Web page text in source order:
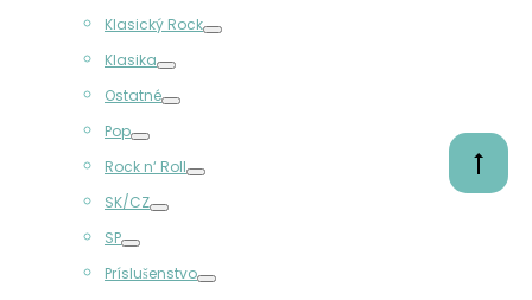
na
Klasický Rock
Klasika
Ostatné
Pop
Rock n‘ Roll
SK/CZ
SP
Príslušenstvo